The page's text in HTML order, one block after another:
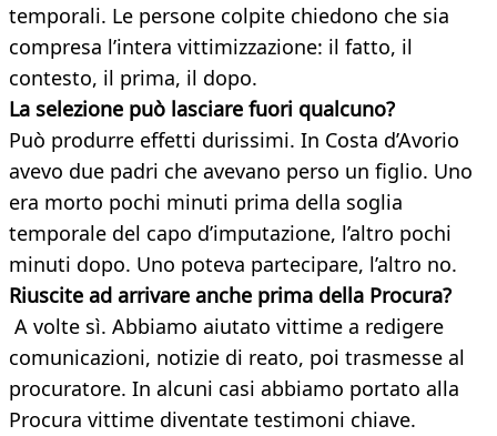
temporali. Le persone colpite chiedono che sia
compresa l’intera vittimizzazione: il fatto, il
contesto, il prima, il dopo.
La selezione può lasciare fuori qualcuno?
Può produrre effetti durissimi. In Costa d’Avorio
avevo due padri che avevano perso un figlio. Uno
era morto pochi minuti prima della soglia
temporale del capo d’imputazione, l’altro pochi
minuti dopo. Uno poteva partecipare, l’altro no.
Riuscite ad arrivare anche prima della Procura?
A volte sì. Abbiamo aiutato vittime a redigere
comunicazioni, notizie di reato, poi trasmesse al
procuratore. In alcuni casi abbiamo portato alla
Procura vittime diventate testimoni chiave.